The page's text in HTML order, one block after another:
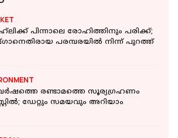
പിന്നാലെ രോഹിത്തിനും പരിക്ക്;
പരമ്പരയിൽ നിന്ന് പുറത്ത്
രണ്ടാമത്തെ സൂര്യഗ്രഹണം
ഡേറ്റും സമയവും അറിയാം